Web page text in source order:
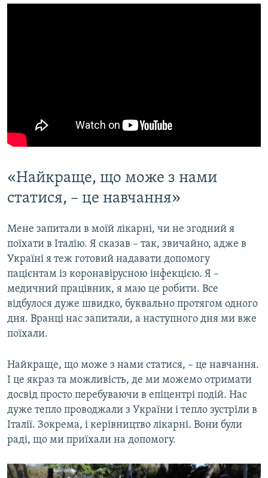
«Найкраще, що може з нами
статися, – це навчання»
Мене запитали в моїй лікарні, чи не згодний я
поїхати в Італію. Я сказав – так, звичайно, адже в
Україні я теж готовий надавати допомогу
пацієнтам із коронавірусною інфекцією. Я –
медичний працівник, я маю це робити. Все
відбулося дуже швидко, буквально протягом одного
дня. Вранці нас запитали, а наступного дня ми вже
поїхали.
Найкраще, що може з нами статися, – це навчання.
І це якраз та можливість, де ми можемо отримати
досвід просто перебуваючи в епіцентрі подій. Нас
дуже тепло проводжали з України і тепло зустріли в
Італії. Зокрема, і керівництво лікарні. Вони були
раді, що ми приїхали на допомогу.